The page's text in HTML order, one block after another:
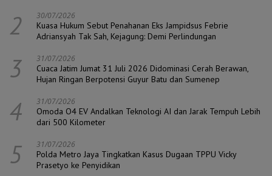
2 30/07/2026
Kuasa Hukum Sebut Penahanan Eks Jampidsus Febrie
Adriansyah Tak Sah, Kejagung: Demi Perlindungan
3 31/07/2026
Cuaca Jatim Jumat 31 Juli 2026 Didominasi Cerah Berawan,
Hujan Ringan Berpotensi Guyur Batu dan Sumenep
4 31/07/2026
Omoda O4 EV Andalkan Teknologi AI dan Jarak Tempuh Lebih
dari 500 Kilometer
5 31/07/2026
Polda Metro Jaya Tingkatkan Kasus Dugaan TPPU Vicky
Prasetyo ke Penyidikan